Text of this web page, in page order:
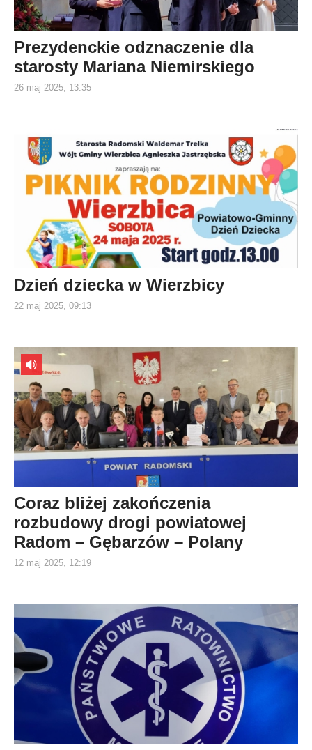
Prezydenckie odznaczenie dla
starosty Mariana Niemirskiego
26 maj 2025, 13:35
Dzień dziecka w Wierzbicy
22 maj 2025, 09:13
Coraz bliżej zakończenia
rozbudowy drogi powiatowej
Radom – Gębarzów – Polany
12 maj 2025, 12:19